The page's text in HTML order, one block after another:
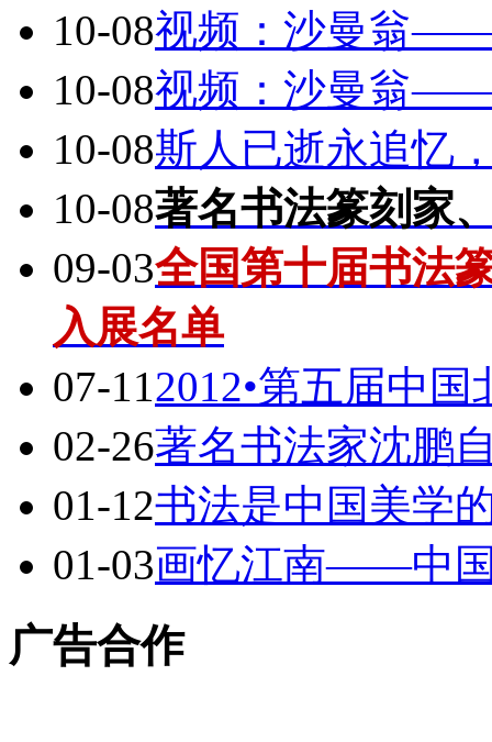
10-08视频：沙曼翁
10-08视频：沙曼翁
10-08斯人已逝永追忆
10-08著名书法篆刻家
09-03全国第十届书法
入展名单
07-112012•第五届中
02-26著名书法家沈鹏
01-12书法是中国美学
01-03画忆江南——中国
广告合作